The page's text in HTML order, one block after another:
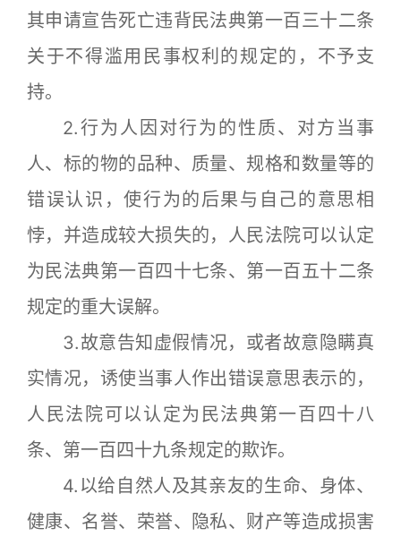
其申请宣告死亡违背民法典第一百三十二条
关于不得滥用民事权利的规定的，不予支
持。
2.行为人因对行为的性质、对方当事
人、标的物的品种、质量、规格和数量等的
错误认识，使行为的后果与自己的意思相
悖，并造成较大损失的，人民法院可以认定
为民法典第一百四十七条、第一百五十二条
规定的重大误解。
3.故意告知虚假情况，或者故意隐瞒真
实情况，诱使当事人作出错误意思表示的，
人民法院可以认定为民法典第一百四十八
条、第一百四十九条规定的欺诈。
4.以给自然人及其亲友的生命、身体、
健康、名誉、荣誉、隐私、财产等造成损害